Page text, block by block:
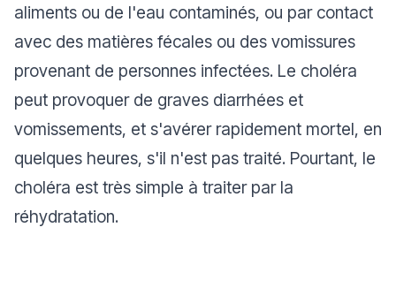
aliments ou de l'eau contaminés, ou par contact
avec des matières fécales ou des vomissures
provenant de personnes infectées. Le choléra
peut provoquer de graves diarrhées et
vomissements, et s'avérer rapidement mortel, en
quelques heures, s'il n'est pas traité. Pourtant, le
choléra est très simple à traiter par la
réhydratation.